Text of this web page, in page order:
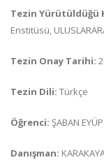
Tezin Yürütüldüğü
Enstitüsü,
Tezin Onay Tarihi:
Tezin Dili: Türkçe
Öğrenci: ŞABAN
Danışman: